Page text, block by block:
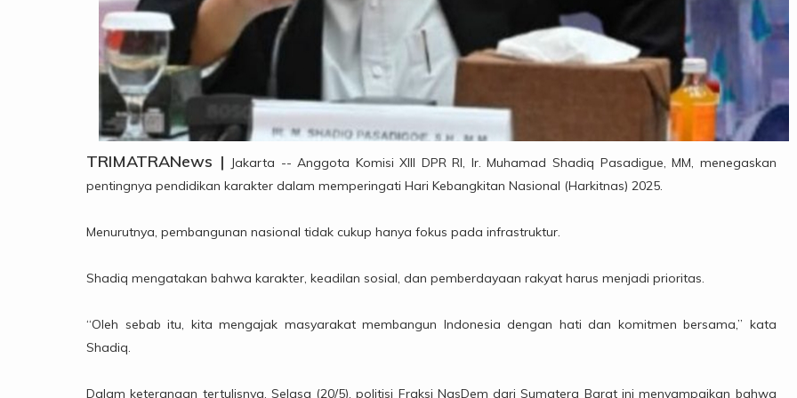
TRIMATRANews | Jakarta -- Anggota Komisi XIII DPR RI, Ir. Muhamad Shadiq Pasadigue, MM, menegaskan
pentingnya pendidikan karakter dalam memperingati Hari Kebangkitan Nasional (Harkitnas) 2025.
Menurutnya, pembangunan nasional tidak cukup hanya fokus pada infrastruktur.
Shadiq mengatakan bahwa karakter, keadilan sosial, dan pemberdayaan rakyat harus menjadi prioritas.
“Oleh sebab itu, kita mengajak masyarakat membangun Indonesia dengan hati dan komitmen bersama,” kata
Shadiq.
Dalam keterangan tertulisnya, Selasa (20/5), politisi Fraksi NasDem dari Sumatera Barat ini menyampaikan bahwa